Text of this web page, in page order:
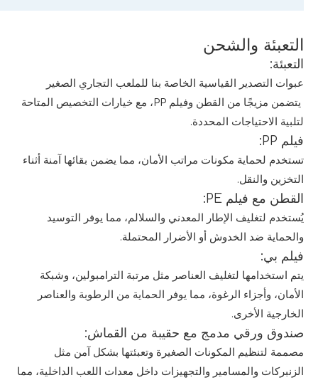
التعبئة والشحن
التعبئة:
عبوات التصدير القياسية الخاصة بنا للملعب التجاري الصغير
يتضمن مزيجًا من القطن وفيلم PP، مع خيارات التخصيص المتاحة
لتلبية الاحتياجات المحددة.
فيلم PP:
تستخدم لحماية مكونات مراتب الأمان، مما يضمن بقائها آمنة أثناء
التخزين والنقل.
القطن مع فيلم PE:
يُستخدم لتغليف الإطار المعدني والسلالم، مما يوفر التوسيد
والحماية ضد الخدوش أو الأضرار المحتملة.
فيلم بي:
يتم استخدامها لتغليف العناصر مثل مرتبة الترامبولين، وشبكة
الأمان، وأجزاء الرغوة، مما يوفر الحماية من الرطوبة والعناصر
الخارجية الأخرى.
صندوق ورقي مدمج مع حقيبة من القماش:
مصممة لتنظيم المكونات الصغيرة وتعبئتها بشكل آمن مثل
الزنبركات والمسامير والتجهيزات داخل معدات اللعب الداخلية، مما